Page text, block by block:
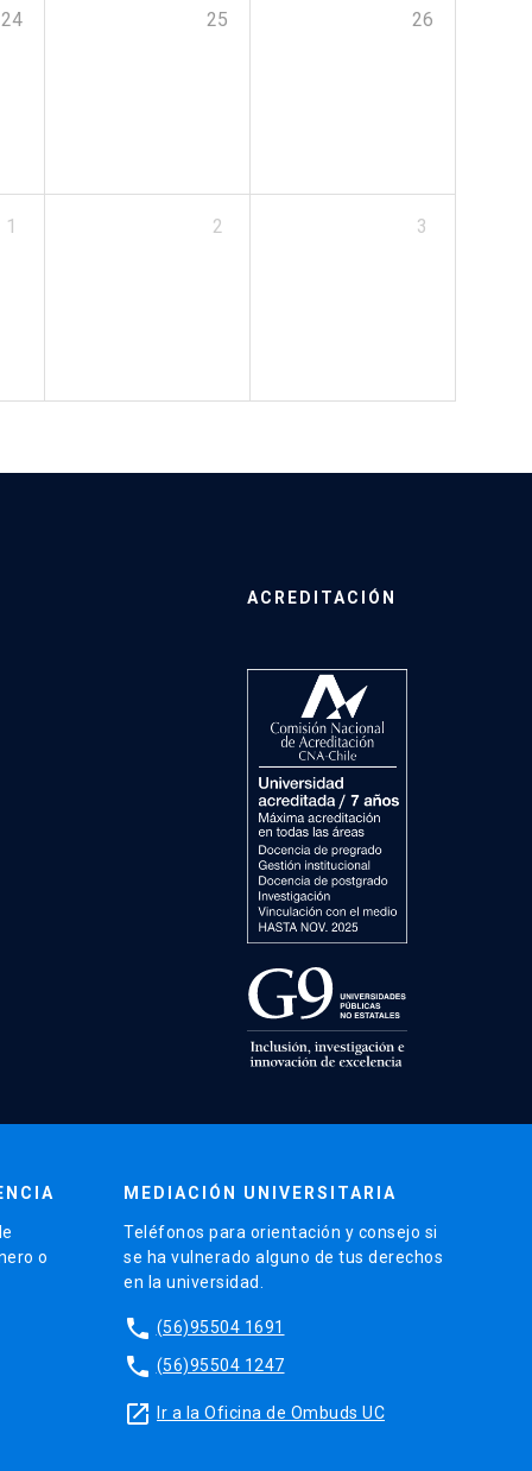
24 25 26
1 2 3
ACREDITACIÓN
o
MEDIACIÓN UNIVERSITARIA
Teléfonos para orientación y consejo si
se ha vulnerado alguno de tus derechos
en la universidad.
phone (56)95504 1691
phone (56)95504 1247
launch Ir a la Oficina de Ombuds UC